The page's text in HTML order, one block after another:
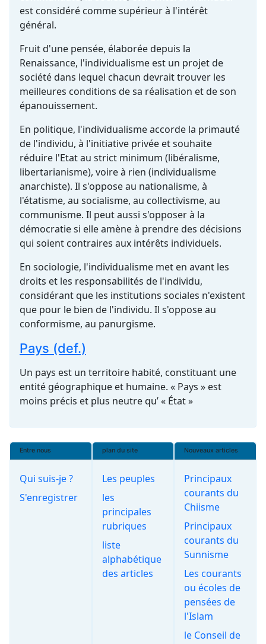
est considéré comme supérieur à l'intérêt
général.
Fruit d'une pensée, élaborée depuis la
Renaissance, l'individualisme est un projet de
société dans lequel chacun devrait trouver les
meilleures conditions de sa réalisation et de son
épanouissement.
En politique, l'individualisme accorde la primauté
de l'individu, à l'initiative privée et souhaite
réduire l'Etat au strict minimum (libéralisme,
libertarianisme), voire à rien (individualisme
anarchiste). Il s'oppose au nationalisme, à
l'étatisme, au socialisme, au collectivisme, au
communisme. Il peut aussi s'opposer à la
démocratie si elle amène à prendre des décisions
qui soient contraires aux intérêts individuels.
En sociologie, l'individualisme met en avant les
droits et les responsabilités de l'individu,
considérant que les institutions sociales n'existent
que pour le bien de l'individu. Il s'oppose au
conformisme, au panurgisme.
Pays (def.)
Un pays est un territoire habité, constituant une
entité géographique et humaine. « Pays » est
moins précis et plus neutre qu’ « État »
Entre nous
Qui suis-je ?
S'enregistrer
plan du site
Les peuples
les
principales
rubriques
liste
alphabétique
des articles
Nouveaux articles
Principaux
courants du
Chiisme
Principaux
courants du
Sunnisme
Les courants
ou écoles de
pensées de
l'Islam
le Conseil de